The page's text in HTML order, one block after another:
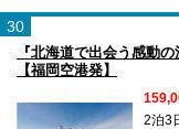
30
『北海道で出会う感動
【福岡空港発】
2泊3